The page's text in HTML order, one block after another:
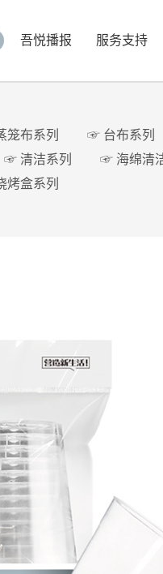
吾悦播报 服务支持
笼布系列
☞ 台布系列
☞ 清洁系列
☞ 海绵清
盒系列